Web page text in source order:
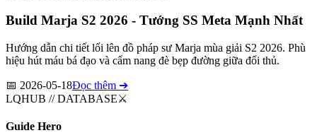
Build Marja S2 2026 - Tướng SS Meta Mạnh Nhất
Hướng dẫn chi tiết lối lên đồ pháp sư Marja mùa giải S2 2026. Phù
hiệu hút máu bá đạo và cẩm nang đè bẹp đường giữa đối thủ.
📅 2026-05-18Đọc thêm ➔
LQHUB // DATABASE⚔️
Guide Hero